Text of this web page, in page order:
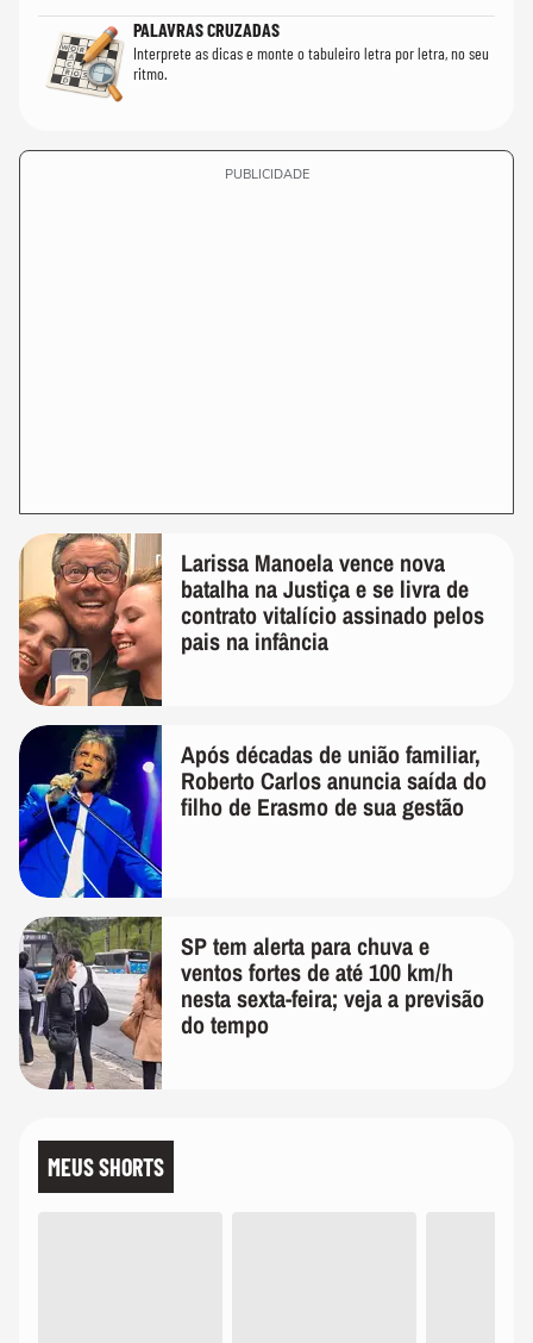
PALAVRAS CRUZADAS
Interprete as dicas e monte o tabuleiro letra por letra, no seu
ritmo.
PUBLICIDADE
Larissa Manoela vence nova
batalha na Justiça e se livra de
contrato vitalício assinado pelos
pais na infância
Após décadas de união familiar,
Roberto Carlos anuncia saída do
filho de Erasmo de sua gestão
SP tem alerta para chuva e
ventos fortes de até 100 km/h
nesta sexta-feira; veja a previsão
do tempo
MEUS SHORTS